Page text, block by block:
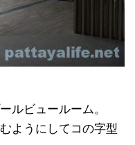
ルビュールーム。
ようにしてコの字型